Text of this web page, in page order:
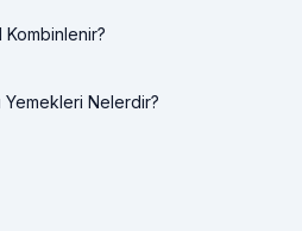
Kombinlenir?
Yemekleri Nelerdir?